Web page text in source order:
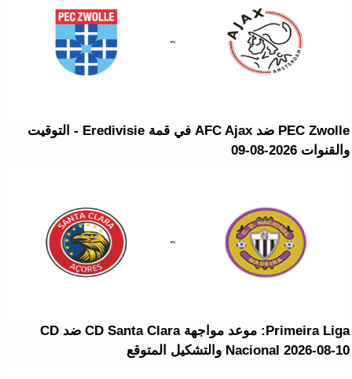
PEC Zwolle ضد AFC Ajax في قمة Eredivisie - التوقيت
والقنوات 2026-08-09
Primeira Liga: موعد مواجهة CD Santa Clara ضد CD
Nacional 2026-08-10 والتشكيل المتوقع